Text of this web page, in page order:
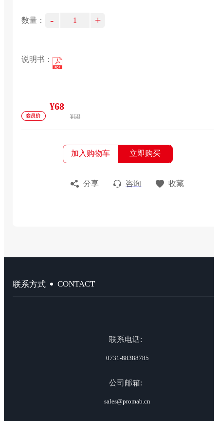
数量： - +
说明书：
¥68
¥68
加入购物车 立即购买
分享 咨询 收藏
联系方式 CONTACT
联系电话:
0731-88388785
公司邮箱:
sales@promab.cn